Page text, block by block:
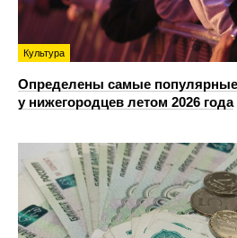
Культура
Определены самые
у нижегородцев летом 2026 года